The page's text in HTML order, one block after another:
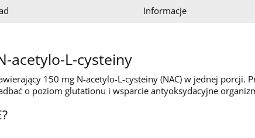
Informacje
acetylo-L-cysteiny
150 mg N-acetylo-L-cysteiny (NAC) w jednej porcji.
o poziom glutationu i wsparcie antyoksydacyjne